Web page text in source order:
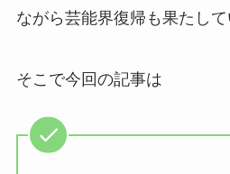
ながら芸能界復帰も果たして
そこで今回の記事は